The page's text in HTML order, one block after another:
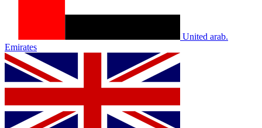
United arab.
Emirates